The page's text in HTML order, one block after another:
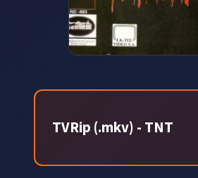
TVRip (.mkv) - TNT